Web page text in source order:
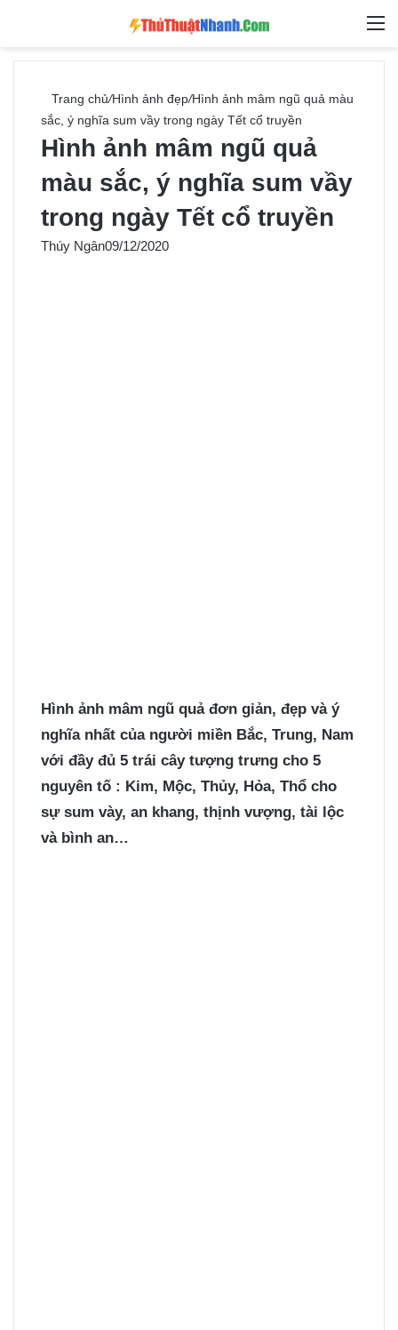
Tìm
Trang chủ/Hình ảnh đẹp/Hình ảnh mâm ngũ quả màu
sắc, ý nghĩa sum vầy trong ngày Tết cổ truyền
Hình ảnh mâm ngũ quả
màu sắc, ý nghĩa sum vầy
trong ngày Tết cổ truyền
Thúy Ngân09/12/2020
Hình ảnh mâm ngũ quảđơn giản, đẹp và ý
nghĩa nhất của người miền Bắc, Trung, Nam
với đầy đủ 5 trái cây tượng trưng cho 5
nguyên tố : Kim, Mộc, Thủy, Hỏa, Thổ cho
sự sum vày, an khang, thịnh vượng, tài lộc
và bình an…